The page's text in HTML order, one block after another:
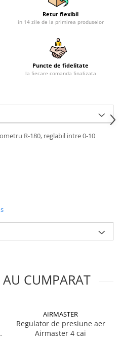
Retur flexibil
in 14 zile de la primirea produselor
Puncte de fidelitate
la fiecare comanda finalizata
R-180, reglabil intre 0-10
CUMPARAT
AIRMASTER
Regulator de presiune aer
Airmaster 4 cai